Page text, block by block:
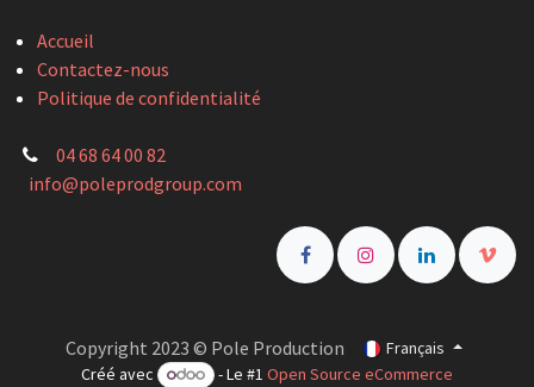
Accueil
Contactez-nous
Politique de confidentialité
04 68 64 00 82
info@poleprodgroup.com
Copyright 2023 © Pole Production
Français
Créé avec
- Le #1Open Source eCommerce